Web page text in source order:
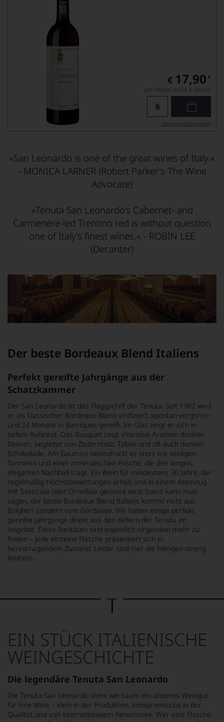
€ 17,90 *
pro Flasche (0.75l), € 23,87/L
Lebensmittel­angaben
»San Leonardo is one of the great wines of Italy.«
- MONICA LARNER (Robert Parker's The Wine
Advocate)
»Tenuta San Leonardo’s Cabernet- and
Carmenère-led Trentino red is without question
one of Italy’s finest wines.« - ROBIN LEE
(Decanter)
Der beste Bordeaux Blend Italiens
Perfekt gereifte Jahrgänge aus der
Schatzkammer
Der San Leonardo ist das Flaggschiff der Tenuta. Seit 1982 wird
er als klassischer Bordeaux-Blend vinifiziert, spontan vergoren
und 24 Monate in Barriques gereift. Im Glas zeigt er sich in
tiefem Rubinrot. Das Bouquet zeigt intensive Aromen dunkler
Beeren, begleitet von Zedernholz, Tabak und oft auch dunkler
Schokolade. Am Gaumen beeindruckt er stets mit seidigen
Tanninen und einer mineralischen Frische, die den langen,
eleganten Nachhall trägt. Ein Wein für mindestens 30 Jahre, der
regelmäßig Höchstbewertungen erhält und in einem Atemzug
mit Sassicaia oder Ornellaia genannt wird. Somit kann man
sagen, der beste Bordeaux Blend Italiens kommt nicht aus
Bolgheri sondern vom Gardasee. Wir haben einige perfekt
gereifte Jahrgänge direkt aus den Kellern der Tenuta im
Angebot. Diese Raritäten sind eigentlich nirgendwo mehr zu
finden – jede einzelne Flasche präsentiert sich in
hervorragendem Zustand. Leider sind hier die Mengen streng
limitiert.
EIN STÜCK ITALIENISCHE
WEINGESCHICHTE
Die legendäre Tenuta San Leonardo
Die Tenuta San Leonardo steht wie kaum ein anderes Weingut
für Fine Wine – klein in der Produktion, kompromisslos in der
Qualität und von internationalem Renommee. Wer eine Flasche